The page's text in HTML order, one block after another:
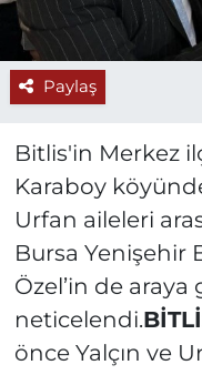
Paylaş
Bitlis'in Merkez
Karaboy
Urfan aileleri
Bursa Yenişehir
Özel’in de araya
neticelendi.
önce Yalçın ve